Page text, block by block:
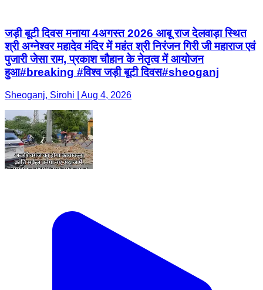
जड़ी बूटी दिवस मनाया 4अगस्त 2026 आबू राज देलवाड़ा स्थित
श्री अग्नेश्वर महादेव मंदिर में महंत श्री निरंजन गिरी जी महाराज एवं
पुजारी जेसा राम, प्रकाश चौहान के नेतृत्व में आयोजन
हुआ#breaking #विश्व जड़ी बूटी दिवस#sheoganj
Sheoganj, Sirohi | Aug 4, 2026